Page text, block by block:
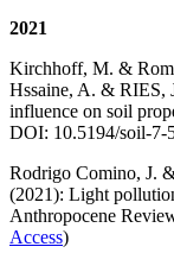
2021
Kirchhoff, M. &
Hssaine, A. & RIES,
influence on soil
DOI: 10.5194/soil-7-
Rodrigo Comino, J.
(2021): Light
Anthropocene
Access)